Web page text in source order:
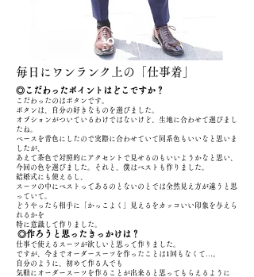
​毎日にワンランク上の「仕事着」
◎こだわったポイントはどこですか？
こだわったのはボタンです。
ボタンは、自分の好きなものを選びました。
オプションがついているわけではないけど、生地に合わせて選びまし
たね。
ベースを青色にしたので実際に合わせていて同系色もいいなと思いま
したが、
あえて茶色で対照的にアクセントで見せるのもいいようかなと思い、
今回の色を選びました。それと、僕はベストも作りました。
結婚式にも使えるし、
スーツの中にベストってあるのとないのとでは全然見え方が違うと思
っていて。
どうやったら相手に「かっこよく」見えるをカッコいい印象を与えら
れるかを
特に意識して作りました。
◎作ろうと思ったきっかけは？
仕事で使えるスーツが欲しいと思って作りました。
ですが、今までオーダースーツを作ったことは1回もなくて…。
自分のように、初めて作る人でも
気軽にオーダースーツを作ることが出来ると思ってもらえるように